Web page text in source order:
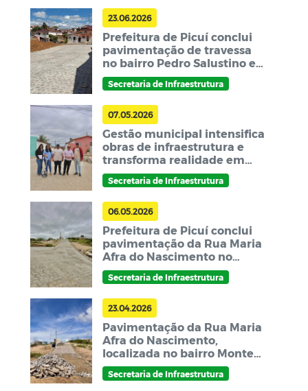
23.06.2026
Prefeitura de Picuí conclui
pavimentação de travessa
no bairro Pedro Salustino e
avança com melhorias na
mobilidade urbana
Secretaria de Infraestrutura
07.05.2026
Gestão municipal intensifica
obras de infraestrutura e
transforma realidade em
Serra dos Brandões, em Picuí
Secretaria de Infraestrutura
06.05.2026
Prefeitura de Picuí conclui
pavimentação da Rua Maria
Afra do Nascimento no
bairro Monte Santo
Secretaria de Infraestrutura
23.04.2026
Pavimentação da Rua Maria
Afra do Nascimento,
localizada no bairro Monte
Santo, segue em ritmo
acelerado
Secretaria de Infraestrutura